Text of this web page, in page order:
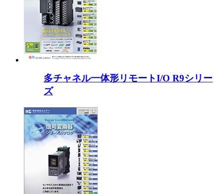
多チャネル一体形リモートI/O R9シリー
ズ